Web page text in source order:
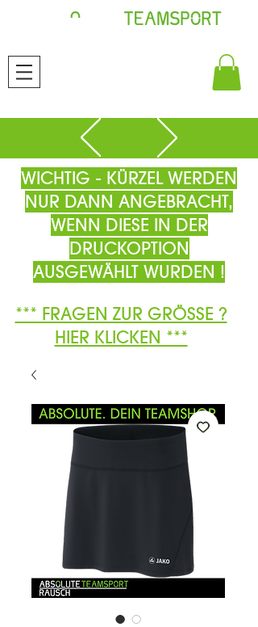
WICHTIG - KÜRZEL WERDEN
NUR DANN ANGEBRACHT,
WENN DIESE IN DER
DRUCKOPTION
AUSGEWÄHLT WURDEN !
*** FRAGEN ZUR GRÖSSE ?
HIER KLICKEN ***